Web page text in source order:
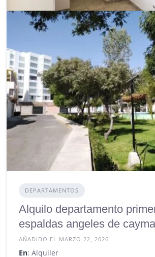
DEPARTAMENTOS
Alquilo departamento
espaldas angeles de cayma
AÑADIDO EL MARZO 22, 2026
En: Alquiler